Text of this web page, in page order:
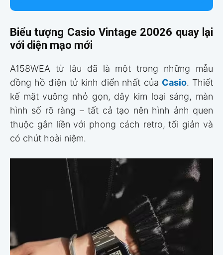
Biểu tượng Casio Vintage 20026 quay lại
với diện mạo mới
A158WEA từ lâu đã là một trong những mẫu
đồng hồ điện tử kinh điển nhất của Casio. Thiết
kế mặt vuông nhỏ gọn, dây kim loại sáng, màn
hình số rõ ràng – tất cả tạo nên hình ảnh quen
thuộc gắn liền với phong cách retro, tối giản và
có chút hoài niệm.